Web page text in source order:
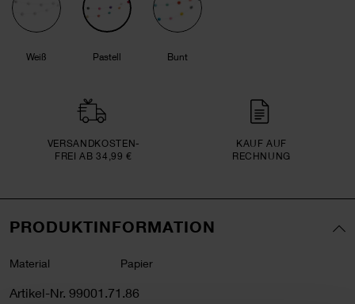
Weiß Pastell Bunt
VERSAND­KOSTEN­
FREI AB 34,99 €
KAUF AUF
RECHNUNG
PRODUKTINFORMATION
Material Papier
Artikel-Nr. 99001.71.86